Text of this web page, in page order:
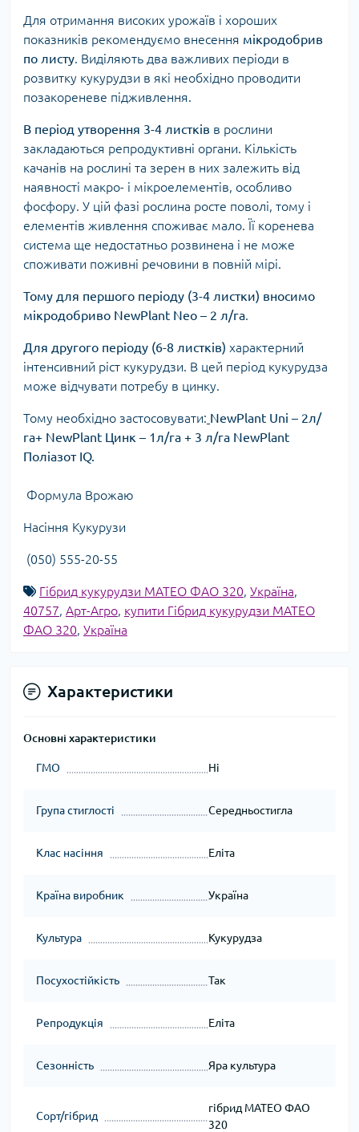
Для отримання високих урожаїв і хороших
показників рекомендуємо внесення мікродобрив
по листу. Виділяють два важливих періоди в
розвитку кукурудзи в які необхідно проводити
позакореневе підживлення.
В період утворення 3-4 листків в рослини
закладаються репродуктивні органи. Кількість
качанів на рослині та зерен в них залежить від
наявності макро- і мікроелементів, особливо
фосфору. У цій фазі рослина росте поволі, тому і
елементів живлення споживає мало. Її коренева
система ще недостатньо розвинена і не може
споживати поживні речовини в повній мірі.
Тому для першого періоду (3-4 листки) вносимо
мікродобриво NewPlant Neo – 2 л/га.
Для другого періоду (6-8 листків) характерний
інтенсивний ріст кукурудзи. В цей період кукурудза
може відчувати потребу в цинку.
Тому необхідно застосовувати: NewPlant Uni – 2л/
га+ NewPlant Цинк – 1л/га + 3 л/га NewPlant
Поліазот IQ.
Формула Врожаю
Насіння Кукурузи
(050) 555-20-55
Гібрид кукурудзи МАТЕО ФАО 320, Україна,
40757, Арт-Агро, купити Гібрид кукурудзи МАТЕО
ФАО 320, Україна
Характеристики
Основні характеристики
ГМО Ні
Група стиглості Середньостигла
Клас насіння Еліта
Країна виробник Україна
Культура Кукурудза
Посухостійкість Так
Репродукція Еліта
Сезонність Яра культура
Сорт/гібрид
гібрид МАТЕО ФАО
320